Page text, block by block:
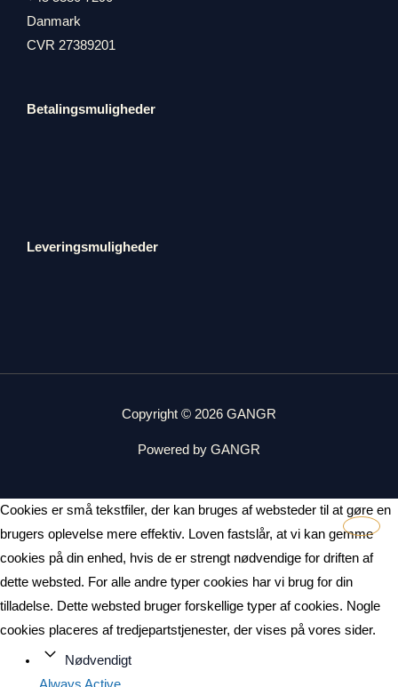
Danmark
CVR 27389201
Betalingsmuligheder
Leveringsmuligheder
Copyright © 2026 GANGR
Powered by GANGR
Cookies er små tekstfiler, der kan bruges af websteder til at gøre en
brugers oplevelse mere effektiv. Loven fastslår, at vi kan gemme
cookies på din enhed, hvis de er strengt nødvendige for driften af
dette websted. For alle andre typer cookies har vi brug for din
tilladelse. Dette websted bruger forskellige typer af cookies. Nogle
cookies placeres af tredjepartstjenester, der vises på vores sider.
Nødvendigt